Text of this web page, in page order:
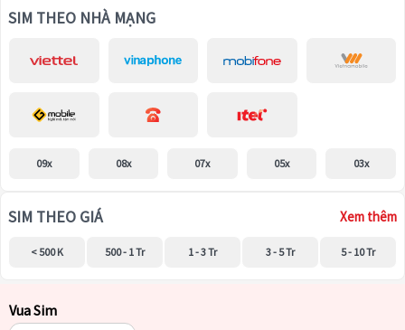
SIM THEO NHÀ MẠNG
09x 08x 07x 05x 03x
SIM THEO GIÁ Xem thêm
< 500 K 500 - 1 Tr 1 - 3 Tr 3 - 5 Tr 5 - 10 Tr
Vua Sim